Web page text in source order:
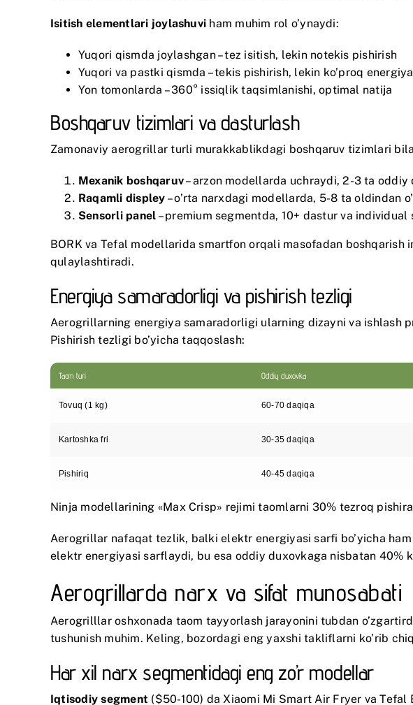
Isitish elementlari joylashuvi ham muhim rol o’ynaydi:
Yuqori qismda joylashgan – tez isitish, lekin notekis pishirish
Yuqori va pastki qismda – tekis pishirish, lekin ko’proq
Yon tomonlarda – 360° issiqlik taqsimlanishi, optimal natija
Boshqaruv tizimlari va dasturlash
Zamonaviy aerogrillar turli murakkablikdagi boshqaruv tizimlari
Mexanik boshqaruv– arzon modellarda uchraydi, 2-3 ta oddiy
Raqamli displey – o’rta narxdagi modellarda, 5-8 ta oldindan
Sensorli panel – premium segmentda, 10+ dastur va individual
BORKva Tefal modellarida smartfon orqali masofadan boshqarish
qulaylashtiradi.
Energiya samaradorligi va pishirish tezligi
Aerogrillarning energiya samaradorligi ularning dizayni va ishlash
Pishirish tezligi bo’yicha taqqoslash:
Taom turi Oddiy duxovka
Tovuq (1 kg) 60-70 daqiqa
Kartoshka fri 30-35 daqiqa
Pishiriq 40-45 daqiqa
Ninja modellarining «Max Crisp» rejimi taomlarni 30% tezroq
Aerogrillar nafaqat tezlik, balki elektr energiyasi sarfi bo’yicha
elektr energiyasi sarflaydi, bu esa oddiy duxovkaga nisbatan 40%
Aerogrillarda narx va sifat munosabati
Aerogrilllar oshxonada taom tayyorlash jarayonini tubdan
tushunish muhim. Keling, bozordagi eng yaxshi takliflarni ko’rib
Har xil narx segmentidagi eng zo’r modellar
Iqtisodiy segment ($50-100) da Xiaomi Mi Smart Air Fryer vaTefal